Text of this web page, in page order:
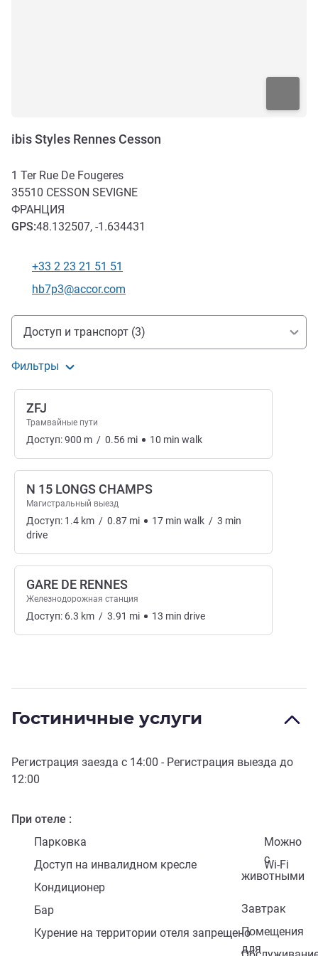
ibis Styles Rennes Cesson
1 Ter Rue De Fougeres
35510 CESSON SEVIGNE
ФРАНЦИЯ
GPS:48.132507, -1.634431
Телефон
+33 2 23 21 51 51
Контактный адрес электронной почты
hb7p3@accor.com
Доступ и транспорт
Доступ и транспорт (3)
Фильтры
ZFJ
Трамвайные пути
Доступ:900 m / 0.56 mi 10 min walk
N 15 LONGS CHAMPS
Магистральный выезд
Доступ: 1.4 km / 0.87 mi 17 min walk / 3 min
drive
GARE DE RENNES
Железнодорожная станция
Доступ: 6.3 km / 3.91 mi 13 min drive
Гостиничные услуги
Регистрация заезда с 14:00 - Регистрация выезда до
12:00
При отеле
Парковка
Можно
с
животными
Доступ на инвалидном кресле
Wi-Fi
Кондиционер
Завтрак
Бар
Помещения
для
Курение на территории отеля запрещено